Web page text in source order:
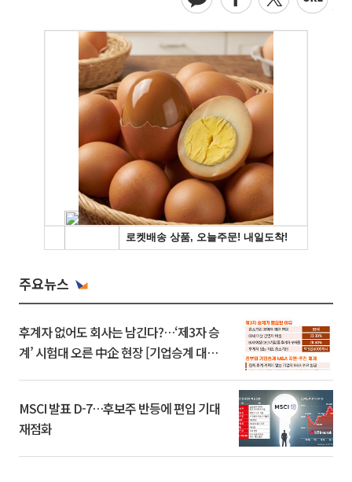
주요뉴스
후계자 없어도 회사는 남긴다?…‘제3자 승
계’ 시험대 오른 中企 현장 [기업승계 대전
MSCI 발표 D-7…후보주 반등에 편입 기대
재점화